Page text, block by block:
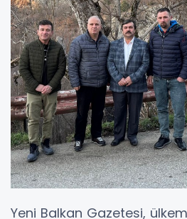
Yeni Balkan Gazetesi,